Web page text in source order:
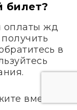
билет?
оплаты жд
в
вместе